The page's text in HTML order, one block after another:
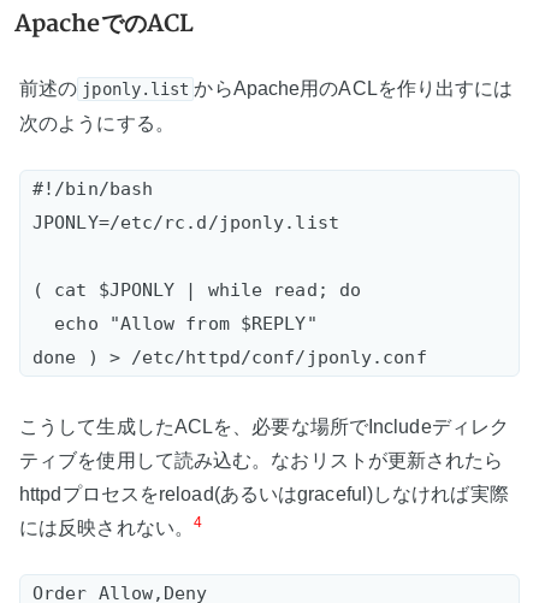
ApacheでのACL
前述の jponly.list からApache用のACLを作り出すには
次のようにする。
#!/bin/bash
JPONLY=/etc/rc.d/jponly.list
( cat $JPONLY | while read; do
  echo "Allow from $REPLY"
こうして生成したACLを、必要な場所でIncludeディレク
ティブを使用して読み込む。なおリストが更新されたら
httpdプロセスをreload(あるいはgraceful)しなければ実際
には反映されない。
4
Order Allow,Deny